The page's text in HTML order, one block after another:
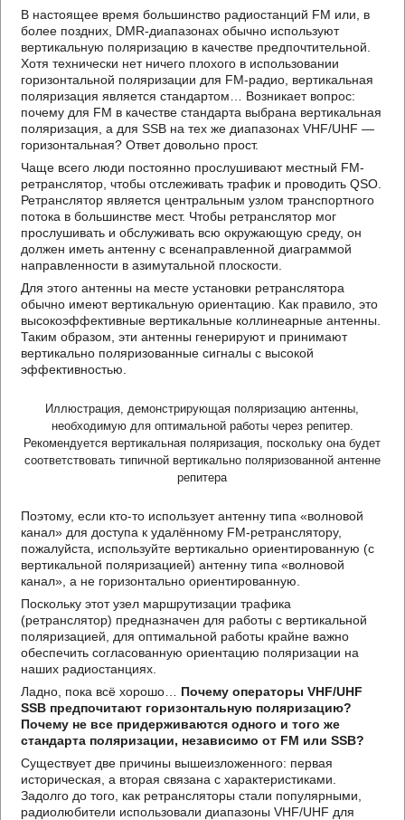
В настоящее время большинство радиостанций FM или, в
более поздних, DMR-диапазонах обычно используют
вертикальную поляризацию в качестве предпочтительной.
Хотя технически нет ничего плохого в использовании
горизонтальной поляризации для FM-радио, вертикальная
поляризация является стандартом… Возникает вопрос:
почему для FM в качестве стандарта выбрана вертикальная
поляризация, а для SSB на тех же диапазонах VHF/UHF —
горизонтальная? Ответ довольно прост.
Чаще всего люди постоянно прослушивают местный FM-
ретранслятор, чтобы отслеживать трафик и проводить QSO.
Ретранслятор является центральным узлом транспортного
потока в большинстве мест. Чтобы ретранслятор мог
прослушивать и обслуживать всю окружающую среду, он
должен иметь антенну с всенаправленной диаграммой
направленности в азимутальной плоскости.
Для этого антенны на месте установки ретранслятора
обычно имеют вертикальную ориентацию. Как правило, это
высокоэффективные вертикальные коллинеарные антенны.
Таким образом, эти антенны генерируют и принимают
вертикально поляризованные сигналы с высокой
эффективностью.
Иллюстрация, демонстрирующая поляризацию антенны,
необходимую для оптимальной работы через репитер.
Рекомендуется вертикальная поляризация, поскольку она будет
соответствовать типичной вертикально поляризованной антенне
репитера
Поэтому, если кто-то использует антенну типа «волновой
канал» для доступа к удалённому FM-ретранслятору,
пожалуйста, используйте вертикально ориентированную (с
вертикальной поляризацией) антенну типа «волновой
канал», а не горизонтально ориентированную.
Поскольку этот узел маршрутизации трафика
(ретранслятор) предназначен для работы с вертикальной
поляризацией, для оптимальной работы крайне важно
обеспечить согласованную ориентацию поляризации на
наших радиостанциях.
Ладно, пока всё хорошо… Почему операторы VHF/UHF
SSB предпочитают горизонтальную поляризацию?
Почему не все придерживаются одного и того же
стандарта поляризации, независимо от FM или SSB?
Существует две причины вышеизложенного: первая
историческая, а вторая связана с характеристиками.
Задолго до того, как ретрансляторы стали популярными,
радиолюбители использовали диапазоны VHF/UHF для